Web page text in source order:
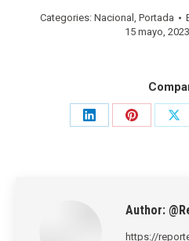
Categories: Nacional , Portada
15 mayo,
Share
Share
Author:
https://